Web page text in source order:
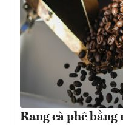
Rang cà phê